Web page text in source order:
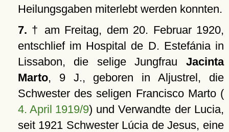
Heilungsgaben miterlebt werden konnten.
7. † am Freitag, dem 20. Februar 1920,
entschlief im Hospital de D. Estefánia in
Lissabon, die selige Jungfrau Jacinta
Marto, 9 J., geboren in Aljustrel, die
Schwester des seligen Francisco Marto (
4. April 1919/9) und Verwandte der Lucia,
seit 1921 Schwester Lúcia de Jesus, eine